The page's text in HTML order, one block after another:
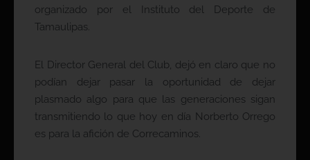
organizado por el Instituto del Deporte de
Tamaulipas.
El Director General del Club, dejó en claro que no
podían dejar pasar la oportunidad de dejar
plasmado algo para que las generaciones sigan
transmitiendo lo que hoy en día Norberto Orrego
es para la afición de Correcaminos.